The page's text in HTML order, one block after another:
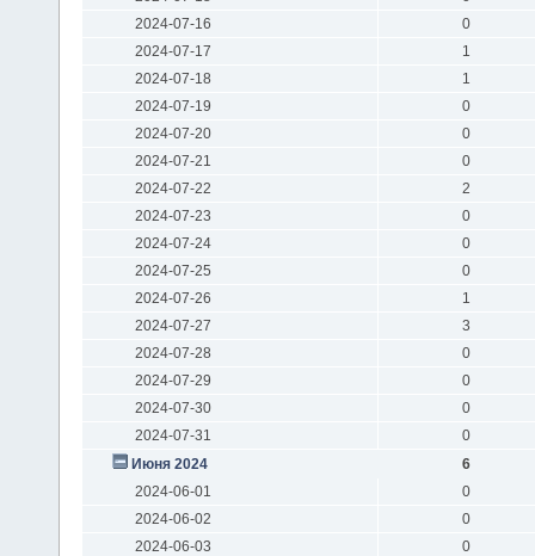
2024-07-16
0
2024-07-17
1
2024-07-18
1
2024-07-19
0
2024-07-20
0
2024-07-21
0
2024-07-22
2
2024-07-23
0
2024-07-24
0
2024-07-25
0
2024-07-26
1
2024-07-27
3
2024-07-28
0
2024-07-29
0
2024-07-30
0
2024-07-31
0
Июня 2024
6
2024-06-01
0
2024-06-02
0
2024-06-03
0